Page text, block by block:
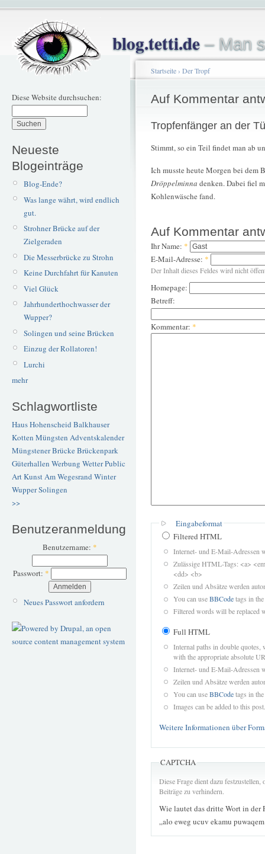
blog.tetti.de– Man
Diese Website durchsuchen:
Neueste
Blogeinträge
Blog-Ende?
Was lange währt, wird endlich
gut.
Strohner Brücke auf der
Zielgeraden
Die Messerbrücke zu Strohn
Keine Durchfahrt für Kanuten
Viel Glück
Jahrhunderthochwasser der
Wupper?
Solingen und seine Brücken
Einzug der Rollatoren!
Lurchi
mehr
Schlagwortliste
Haus Hohenscheid Balkhauser
Kotten Müngsten Adventskalender
Müngstener BrückeBrückenpark
Güterhallen Werbung WetterPublic
ArtKunstAm Wegesrand Winter
WupperSolingen
>>
Benutzeranmeldung
Benutzername: *
Passwort: *
Neues Passwort anfordern
Startseite› Der Tropf
Auf Kommentar
Tropfenfänger an der
Stimmt, so ein Teil findet man ab
Ich musste heute Morgen bei dem
Dröppelminna denken. Dabei fiel
Kohlenwäsche fand.
Auf Kommentar
Ihr Name: *
E-Mail-Adresse: *
Der Inhalt dieses Feldes wird nicht
Homepage:
Betreff:
Kommentar: *
Eingabeformat
Filtered HTML
Internet- und E-Mail-Adressen
Zulässige HTML-Tags: <a>
<dd> <b>
Zeilen und Absätze werden
You can useBBCodetags in
Filtered words will be replaced
Full HTML
Internal paths in double quotes,
with the appropriate absolute
Internet- und E-Mail-Adressen
Zeilen und Absätze werden
You can useBBCodetags in
Images can be added to this post.
Weitere Informationen über
CAPTCHA
Diese Frage dient dazu
Beiträge zu verhindern.
Wie lautet das dritte Wort in der
„alo eweg ucuv ekamu